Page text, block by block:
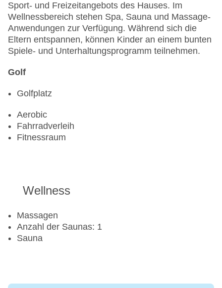
Sport- und Freizeitangebots des Hauses. Im
Wellnessbereich stehen Spa, Sauna und Massage-
Anwendungen zur Verfügung. Während sich die
Eltern entspannen, können Kinder an einem bunten
Spiele- und Unterhaltungsprogramm teilnehmen.
Golf
Golfplatz
Aerobic
Fahrradverleih
Fitnessraum
Wellness
Massagen
Anzahl der Saunas: 1
Sauna